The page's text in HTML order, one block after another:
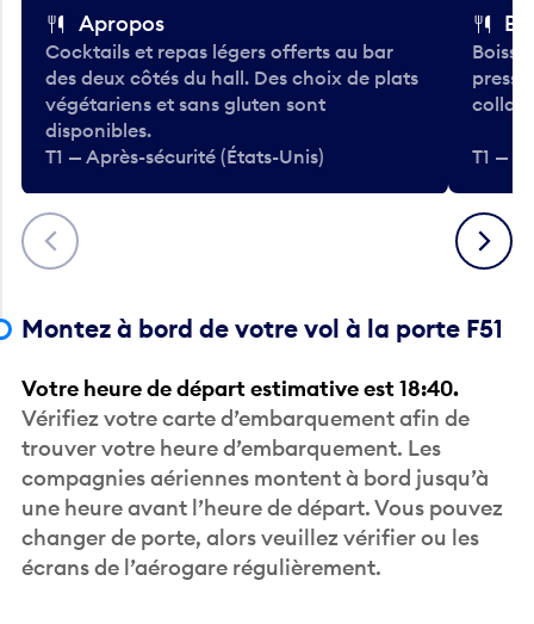
Précédent
Apropos
Cocktails et repas légers offerts au bar
des deux côtés du hall. Des choix de plats
végétariens et sans gluten sont
disponibles.
T1 — Après-sécurité (États-Unis)
T1 —
Suivant
Montez à bord de votre vol à la porte F51
Votre heure de départ estimative est 18:40.
Vérifiez votre carte d’embarquement afin de
trouver votre heure d’embarquement. Les
compagnies aériennes montent à bord jusqu’à
une heure avant l’heure de départ. Vous pouvez
changer de porte, alors veuillez vérifier ou les
écrans de l’aérogare régulièrement.